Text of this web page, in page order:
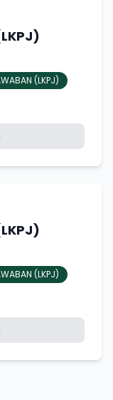
(LKPJ)
(LKPJ)